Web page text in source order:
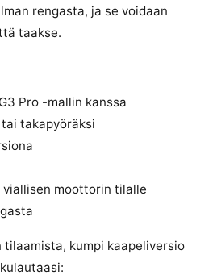
rengasta, ja se voidaan
taakse.
Pro -mallin kanssa
takapyöräksi
moottorin tilalle
tilaamista, kumpi kaapeliversio